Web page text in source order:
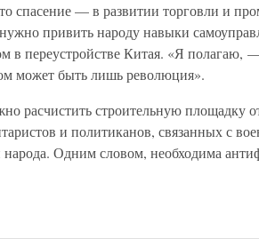
спасение — в развитии торговли и
привить народу навыки
в переустройстве Китая. «Я полагаю,
может быть лишь революция».
расчистить строительную площадку
и политиканов, связанных с
Одним словом, необходима